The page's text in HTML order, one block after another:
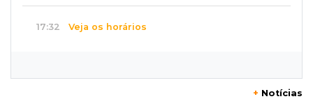
17:32 Veja os horários
+ Notícias